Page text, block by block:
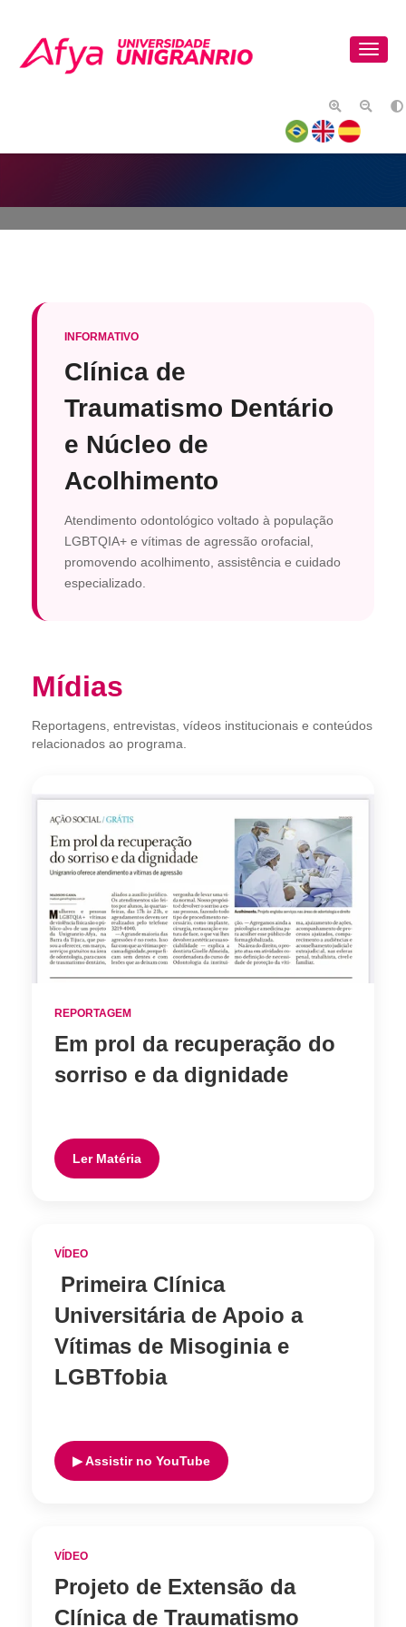
HISTÓRICO DO PPGO
INFORMATIVO
Clínica de
Traumatismo Dentário
e Núcleo de
Acolhimento
Atendimento odontológico voltado à população
LGBTQIA+ e vítimas de agressão orofacial,
promovendo acolhimento, assistência e cuidado
especializado.
Mídias
Reportagens, entrevistas, vídeos institucionais e conteúdos
relacionados ao programa.
REPORTAGEM
Em prol da recuperação do
sorriso e da dignidade
Ler Matéria
VÍDEO
Primeira Clínica
Universitária de Apoio a
Vítimas de Misoginia e
LGBTfobia
▶ Assistir no YouTube
VÍDEO
Projeto de Extensão da
Clínica de Traumatismo